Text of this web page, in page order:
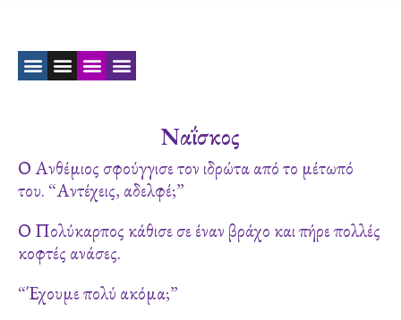
Ναΐσκος
Ο Ανθέμιος σφούγγισε τον ιδρώτα από το μέτωπό
του. “Αντέχεις, αδελφέ;”
Ο Πολύκαρπος κάθισε σε έναν βράχο και πήρε πολλές
κοφτές ανάσες.
“Έχουμε πολύ ακόμα;”